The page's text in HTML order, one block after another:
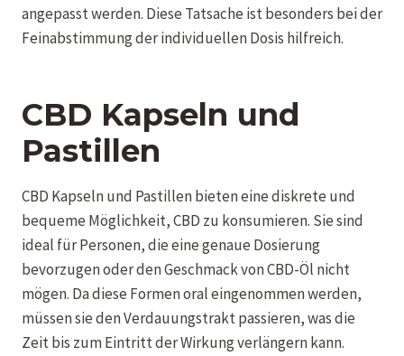
angepasst werden. Diese Tatsache ist besonders bei der
Feinabstimmung der individuellen Dosis hilfreich.
CBD Kapseln und
Pastillen
CBD Kapseln und Pastillen bieten eine diskrete und
bequeme Möglichkeit, CBD zu konsumieren. Sie sind
ideal für Personen, die eine genaue Dosierung
bevorzugen oder den Geschmack von CBD-Öl nicht
mögen. Da diese Formen oral eingenommen werden,
müssen sie den Verdauungstrakt passieren, was die
Zeit bis zum Eintritt der Wirkung verlängern kann.